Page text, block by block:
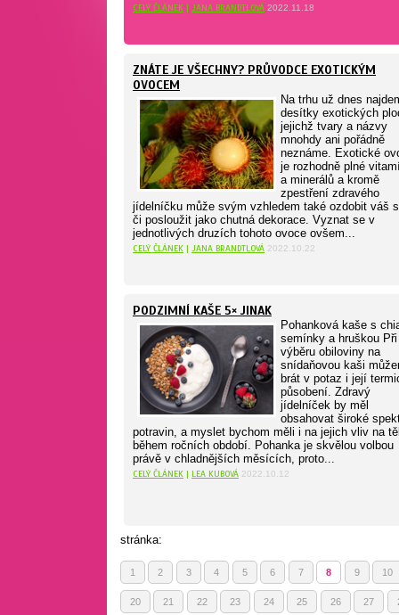
CELÝ ČLÁNEK | JANA BRANDTLOVÁ 2022.11.18
ZNÁTE JE VŠECHNY? PRŮVODCE EXOTICKÝM
OVOCEM
Na trhu už dnes
desítky exotických
jejichž tvary a názvy
mnohdy ani pořádně
neznáme. Exotické
je rozhodně plné
a minerálů a kromě
zpestření zdravého
jídelníčku může svým vzhledem také ozdobit váš
či posloužit jako chutná dekorace. Vyznat se v
jednotlivých druzích tohoto ovoce ovšem...
CELÝ ČLÁNEK | JANA BRANDTLOVÁ 2022.10.22
PODZIMNÍ KAŠE 5× JINAK
Pohanková kaše s
semínky a hruškou Při
výběru obiloviny na
snídaňovou kaši
brát v potaz i její
působení. Zdravý
jídelníček by měl
obsahovat široké
potravin, a myslet bychom měli i na jejich vliv na
během ročních období. Pohanka je skvělou volbou
právě v chladnějších měsících, proto...
CELÝ ČLÁNEK | LEA KUBOVÁ 2022.10.12
stránka:
1 2 3 4 5 6 7 8 9 10
20 21 22 23 24 25 26 27